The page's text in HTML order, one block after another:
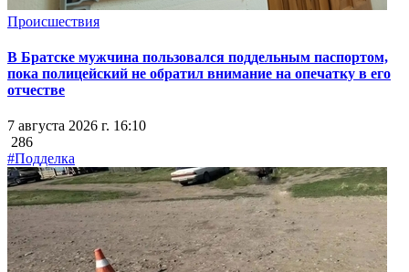
Происшествия
В Братске мужчина пользовался поддельным паспортом,
пока полицейский не обратил внимание на опечатку в его
отчестве
7 августа 2026 г. 16:10
286
#Подделка